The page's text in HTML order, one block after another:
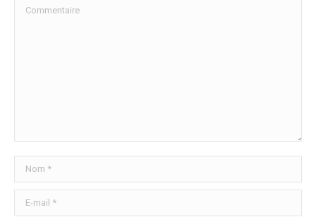
Commentaire
Nom *
E-mail *